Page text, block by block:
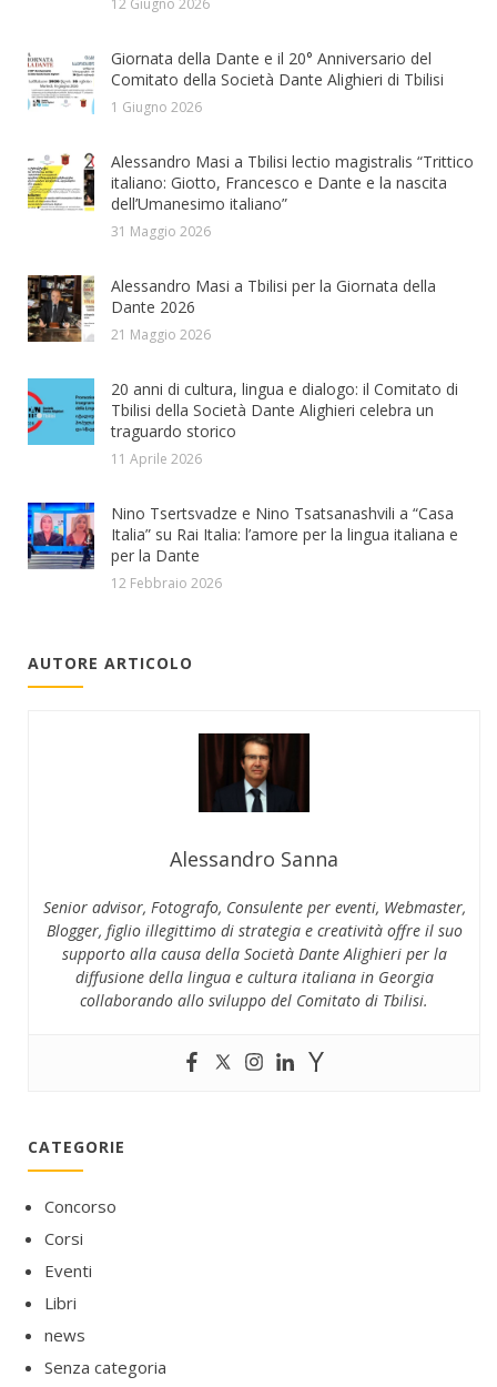
Giornata della Dante e il 20° Anniversario del
Comitato della Società Dante Alighieri di Tbilisi
1 Giugno 2026
Alessandro Masi a Tbilisi lectio magistralis “Trittico
italiano: Giotto, Francesco e Dante e la nascita
dell’Umanesimo italiano”
31 Maggio 2026
Alessandro Masi a Tbilisi per la Giornata della
Dante 2026
21 Maggio 2026
20 anni di cultura, lingua e dialogo: il Comitato di
Tbilisi della Società Dante Alighieri celebra un
traguardo storico
11 Aprile 2026
Nino Tsertsvadze e Nino Tsatsanashvili a “Casa
Italia” su Rai Italia: l’amore per la lingua italiana e
per la Dante
12 Febbraio 2026
AUTORE ARTICOLO
Alessandro Sanna
Senior advisor, Fotografo, Consulente per eventi, Webmaster,
Blogger, figlio illegittimo di strategia e creatività offre il suo
supporto alla causa della Società Dante Alighieri per la
diffusione della lingua e cultura italiana in Georgia
collaborando allo sviluppo del Comitato di Tbilisi.
CATEGORIE
Concorso
Corsi
Eventi
Libri
news
Senza categoria